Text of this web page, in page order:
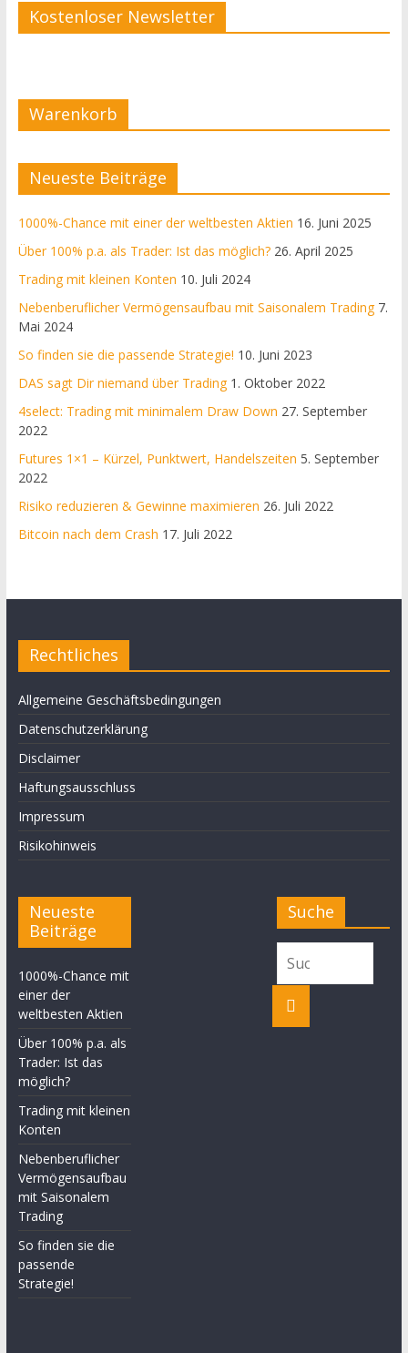
Kostenloser Newsletter
Warenkorb
Neueste Beiträge
1000%-Chance mit einer der weltbesten Aktien 16. Juni 2025
Über 100% p.a. als Trader: Ist das möglich? 26. April 2025
Trading mit kleinen Konten 10. Juli 2024
Nebenberuflicher Vermögensaufbau mit Saisonalem Trading 7.
Mai 2024
So finden sie die passende Strategie! 10. Juni 2023
DAS sagt Dir niemand über Trading 1. Oktober 2022
4select: Trading mit minimalem Draw Down 27. September
2022
Futures 1×1 – Kürzel, Punktwert, Handelszeiten 5. September
2022
Risiko reduzieren & Gewinne maximieren 26. Juli 2022
Bitcoin nach dem Crash 17. Juli 2022
Rechtliches
Allgemeine Geschäftsbedingungen
Datenschutzerklärung
Disclaimer
Haftungsausschluss
Impressum
Risikohinweis
Neueste
Beiträge
1000%-Chance mit
einer der
weltbesten Aktien
Über 100% p.a. als
Trader: Ist das
möglich?
Trading mit kleinen
Konten
Nebenberuflicher
Vermögensaufbau
mit Saisonalem
Trading
So finden sie die
passende
Strategie!
Suche